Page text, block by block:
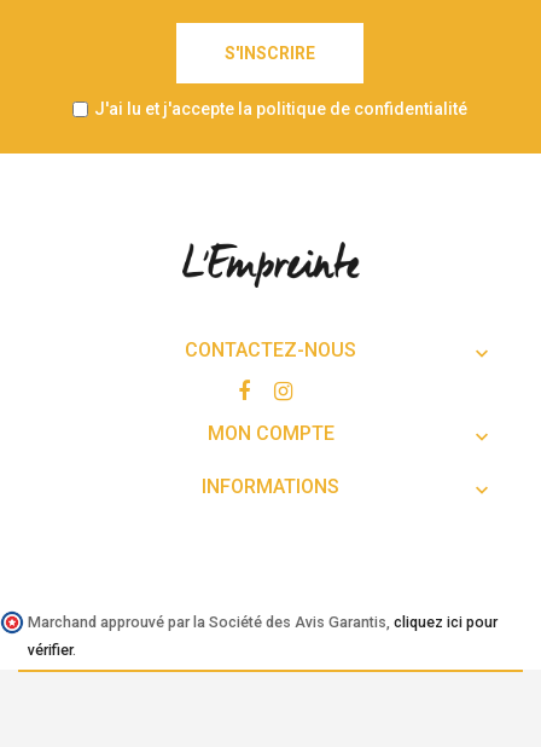
S'INSCRIRE
J'ai lu et j'accepte la politique de confidentialité
CONTACTEZ-NOUS 
MON COMPTE 
INFORMATIONS 
Marchand approuvé par la Société des Avis Garantis, cliquez ici pour
vérifier.